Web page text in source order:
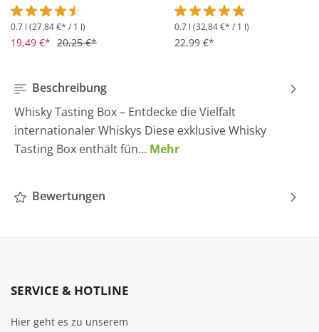
Durchschnittliche Bewertung von 4.5 von 5 Sternen
0.7 l (27,84 €* / 1 l)
19,49 €* 20,25 €*
Durchschnittliche
0.7 l (32,84 €* / 1 l)
22,99 €*
Beschreibung
Whisky Tasting Box – Entdecke die Vielfalt
internationaler Whiskys Diese exklusive Whisky
Tasting Box enthält fün… Mehr
Bewertungen
SERVICE & HOTLINE
Hier geht es zu unserem